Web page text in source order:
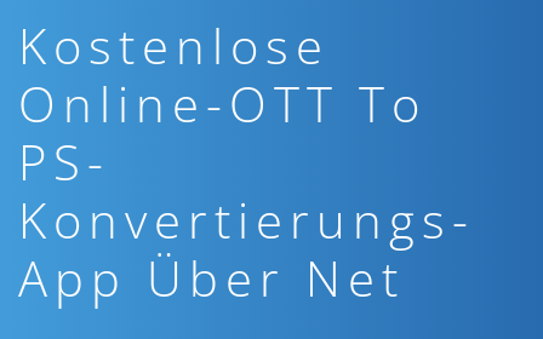
Kostenlose
Online-OTT To
PS-
Konvertierungs-
App Über Net